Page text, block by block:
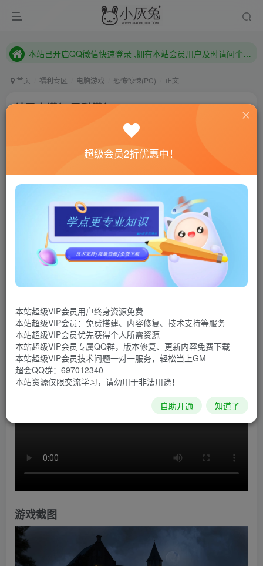
本站已开启QQ微信快速登录 ,拥有本站会员用户及时请问个人中心绑定！
首页 福利专区 电脑游戏 恐怖惊悚(PC) 正文
神圣卡塔尔/圣科塔尔/Saint Kotar
联网教程： 内附教程
单机教程： 内附教程
不懂的话联系客服！！！
本站的资源转载自国内外各大媒体和网络，仅供试玩体
验。如果您喜欢该游戏内容，请支持正版 →→→正版购买
游戏介绍
《神圣卡塔尔》是一款手绘油画风格的恐怖侦探解谜游
过两个虔诚教徒的视角，观察看似矛盾的现实，并在调查寻
找你亲戚在神秘的小镇 Sveti Kotar 中的失踪事件。
游戏视频
游戏截图
超级会员2折优惠中！
本站超级VIP会员用户终身资源免费
本站超级VIP会员：免费搭建、内容修复、技术支持等服务
本站超级VIP会员优先获得个人所需资源
本站超级VIP会员专属QQ群，版本修复、更新内容免费下载
本站超级VIP会员技术问题一对一服务，轻松当上GM
超会QQ群：697012340
本站资源仅限交流学习，请勿用于非法用途！
自助开通 知道了